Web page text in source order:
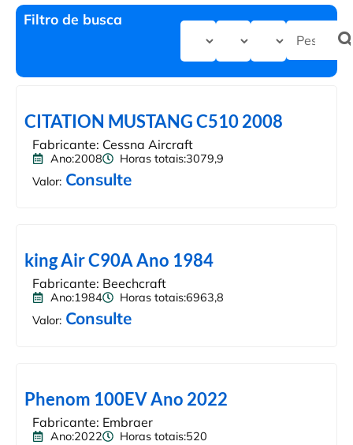
Filtro de busca
CITATION MUSTANG C510 2008
Fabricante: Cessna Aircraft
Ano:2008 Horas totais:3079,9
Valor: Consulte
king Air C90A Ano 1984
Fabricante: Beechcraft
Ano:1984 Horas totais:6963,8
Valor: Consulte
Phenom 100EV Ano 2022
Fabricante: Embraer
Ano:2022 Horas totais:520